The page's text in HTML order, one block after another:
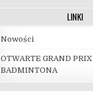
LINKI
Nowości
OTWARTE GRAND PRIX
BADMINTONA